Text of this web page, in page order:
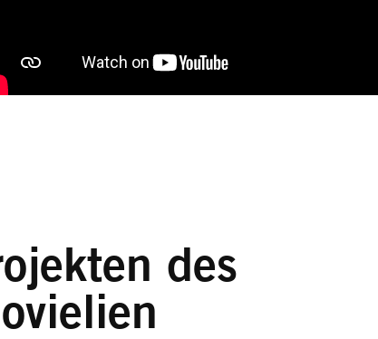
des